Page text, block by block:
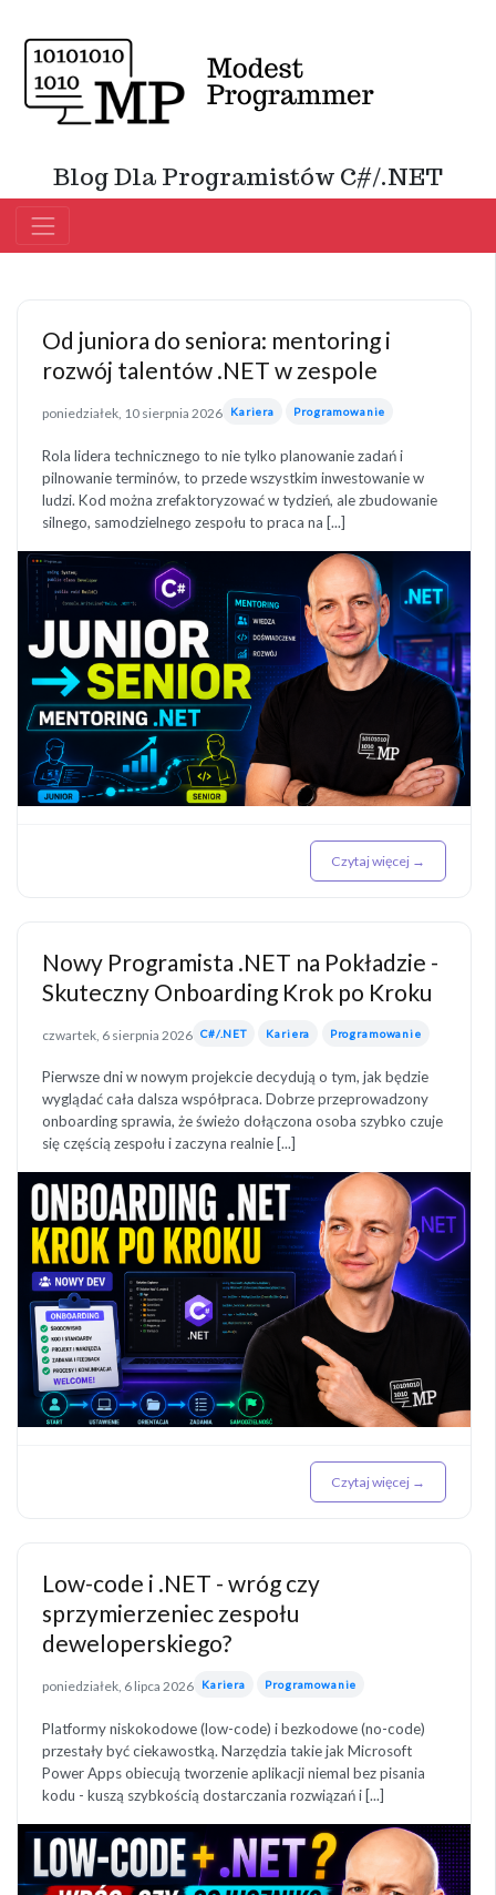
Blog Dla Programistów C#/.NET
Od juniora do seniora: mentoring i
rozwój talentów .NET w zespole
poniedziałek, 10 sierpnia 2026 Kariera Programowanie
Rola lidera technicznego to nie tylko planowanie zadań i
pilnowanie terminów, to przede wszystkim inwestowanie w
ludzi. Kod można zrefaktoryzować w tydzień, ale zbudowanie
silnego, samodzielnego zespołu to praca na [...]
Czytaj więcej →
Nowy Programista .NET na Pokładzie -
Skuteczny Onboarding Krok po Kroku
czwartek, 6 sierpnia 2026 C#/.NET Kariera Programowanie
Pierwsze dni w nowym projekcie decydują o tym, jak będzie
wyglądać cała dalsza współpraca. Dobrze przeprowadzony
onboarding sprawia, że świeżo dołączona osoba szybko czuje
się częścią zespołu i zaczyna realnie [...]
Czytaj więcej →
Low-code i .NET - wróg czy
sprzymierzeniec zespołu
deweloperskiego?
poniedziałek, 6 lipca 2026 Kariera Programowanie
Platformy niskokodowe (low-code) i bezkodowe (no-code)
przestały być ciekawostką. Narzędzia takie jak Microsoft
Power Apps obiecują tworzenie aplikacji niemal bez pisania
kodu - kuszą szybkością dostarczania rozwiązań i [...]